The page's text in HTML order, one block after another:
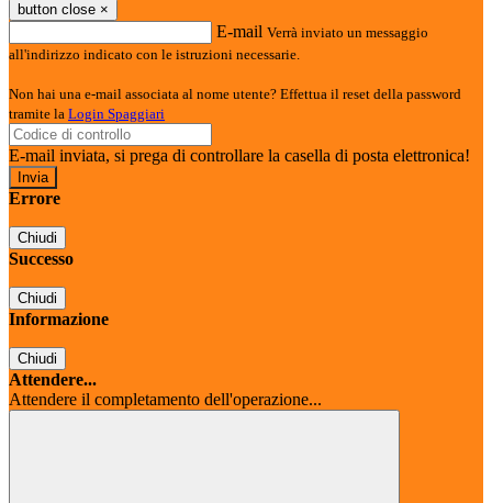
button close ×
E-mail Verrà inviato un messaggio
all'indirizzo indicato con le istruzioni necessarie.
Non hai una e-mail associata al nome utente? Effettua il reset della password
tramite la Login Spaggiari
E-mail inviata, si prega di controllare la casella di posta elettronica!
Errore
Chiudi
Successo
Chiudi
Informazione
Chiudi
Attendere...
Attendere il completamento dell'operazione...